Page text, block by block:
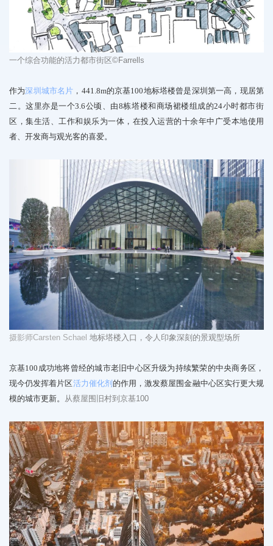
一个综合功能的活力都市街区©Farrells
作为深圳城市名片 ，441.8m的京基100地标塔楼曾是深圳第一高，现居第
二。这里亦是一个3.6公顷、由8栋塔楼和商场裙楼组成的24小时都市街
区，集生活、工作和娱乐为一体，在投入运营的十余年中广受本地使用
者、开发商与观光客的喜爱。
摄影师Carsten Schael 地标塔楼入口，令人印象深刻的景观型场所
京基100成功地将曾经的城市老旧中心区升级为持续繁荣的中央商务区，
现今仍发挥着片区活力催化剂 的作用，激发蔡屋围金融中心区实行更大规
模的城市更新。
从蔡屋围旧村到京基100